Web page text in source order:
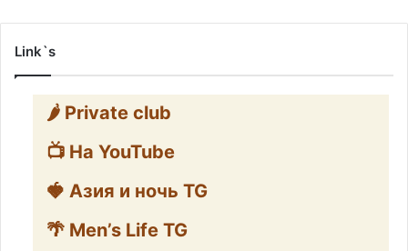
Link`s
🌶️ Private club
📺 На YouTube
🍓 Азия и ночь TG
🌴 Men’s Life TG